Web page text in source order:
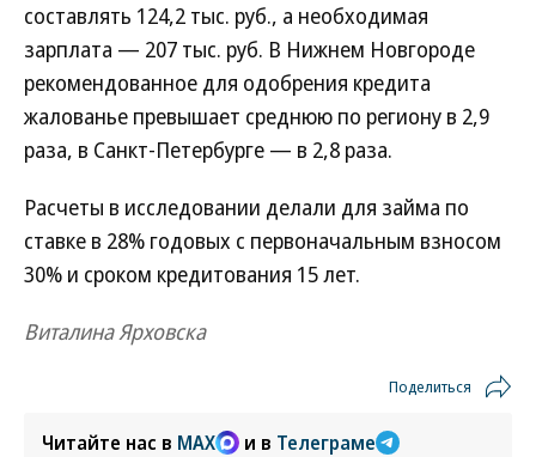
составлять 124,2 тыс. руб., а необходимая
зарплата — 207 тыс. руб. В Нижнем Новгороде
рекомендованное для одобрения кредита
жалованье превышает среднюю по региону в 2,9
раза, в Санкт-Петербурге — в 2,8 раза.
Расчеты в исследовании делали для займа по
ставке в 28% годовых с первоначальным взносом
30% и сроком кредитования 15 лет.
Виталина Ярховска
Поделиться
Читайте нас в MAX и в Телеграме